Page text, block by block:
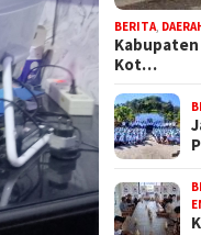
BERITA
Kabupaten
Kot…